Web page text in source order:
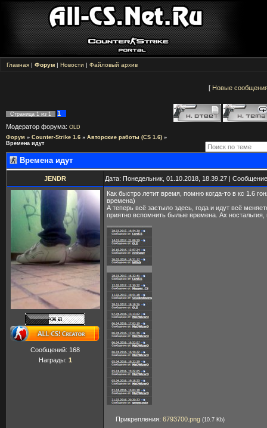
Главная | Форум | Новости | Файловый архив
[ Новые
Страница 1 из 1
1
Модератор форума: OLD
Форум » Counter-Strike 1.6 » Авторские работы (CS 1.6) »
Времена идут
Времена идут
JENDR Дата: Понедельник, 01.10.2018, 18.39.27 |
Сообщений: 168
Награды: 1
Как быстро летит время, помню когда-то в кс 1.6
времена)
А теперь всё застыло здесь, года и идут всё
приятно вспомнить былые времена. Ах ностальгия,
Прикрепления: 6793700.png (10.7 Kb)